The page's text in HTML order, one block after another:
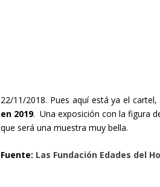
22/11/2018. Pues aquí está ya el
en 2019. Una exposición con la figura
que será una muestra muy bella.
Fuente: Las Fundación Edades del